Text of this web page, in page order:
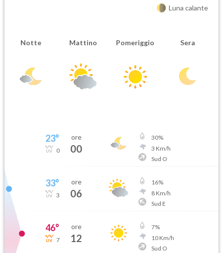
Luna calante
Notte Mattino Pomeriggio Sera
23°
0
ore
00
30%
3 Km/h
Sud O
33°
3
ore
06
16%
8Km/h
Sud E
46°
7
ore
12
7%
10Km/h
Sud O